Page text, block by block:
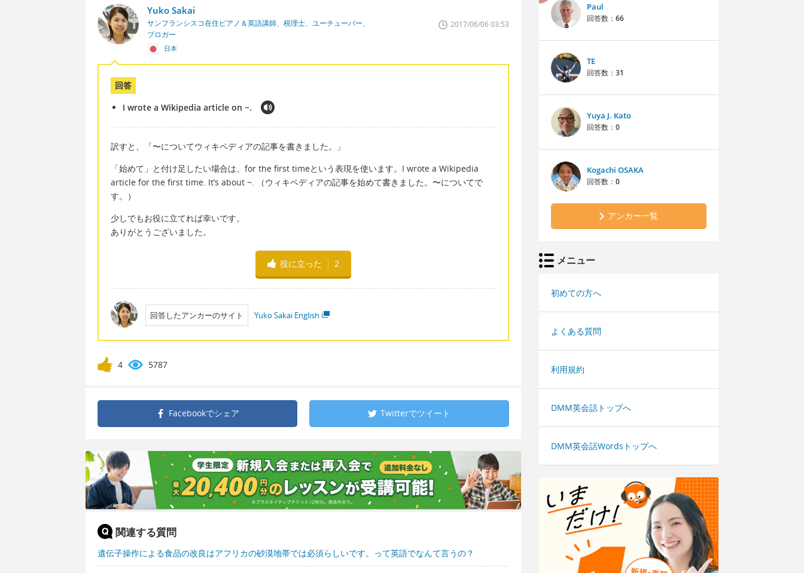
Yuko Sakai
サンフランシスコ在住ピアノ＆英語講師、税理士、ユーチューバー、
ブロガー
日本
2017/06/06 03:53
回答
I wrote a Wikipedia article on ~.
訳すと、「〜についてウィキペディアの記事を書きました。」
「始めて」と付け足したい場合は、for the first timeという表現を使います。I wrote a Wikipedia
article for the first time. It’s about ~. （ウィキペディアの記事を始めて書きました。〜についてで
す。）
少しでもお役に立てれば幸いです。
ありがとうございました。
役に立った 2
回答したアンカーのサイト Yuko Sakai English
4 5787
Facebookでシェア Twitterでツイート
関連する質問
遺伝子操作による食品の改良はアフリカの砂漠地帯では必須らしいです。って英語でなんて言うの？
Paul
回答数： 66
TE
回答数： 31
Yuya J. Kato
回答数： 0
Kogachi OSAKA
回答数： 0
アンカー一覧
メニュー
初めての方へ
よくある質問
利用規約
DMM英会話トップへ
DMM英会話Wordsトップへ